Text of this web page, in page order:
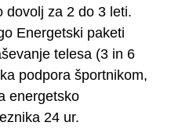
dovolj za 2 do 3 leti.
Energetski paketi
telesa (3 in 6
podpora športnikom,
energetsko
24 ur.